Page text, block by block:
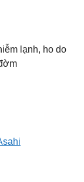
lạnh, ho do